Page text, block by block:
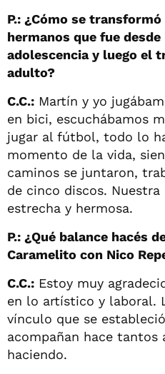
P.: ¿Cómo se
hermanos que fue desde
adolescencia y luego el
adulto?
C.C.: Martín y yo
en bici, escuchábamos
jugar al fútbol, todo lo
momento de la vida,
caminos se juntaron,
de cinco discos.
estrecha y hermosa.
P.: ¿Qué balance hacés
Caramelito con Nico
C.C.: Estoy muy
en lo artístico y laboral.
vínculo que se
acompañan hace tantos
haciendo.